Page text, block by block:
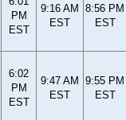
PM
EST
9:16 AM
EST
8:56 PM
EST
6:02
PM
EST
9:47 AM
EST
9:55 PM
EST